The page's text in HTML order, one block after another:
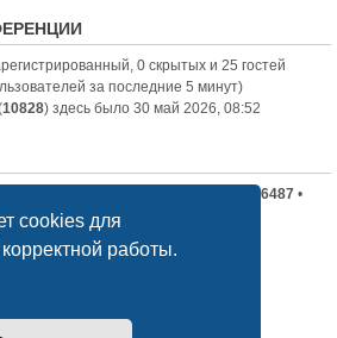
cookies для
работы.
0 скрытых и 25 гостей
за последние 5 минут)
10828) здесь было 30 май 2026, 08:52
• Всего пользователей:6487 •
Software © phpBB Limited